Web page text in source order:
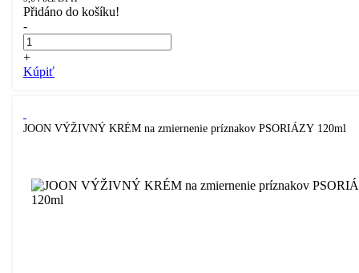
Přidáno do košíku!
-
+
Kúpiť
JOON VÝŽIVNÝ KRÉM na zmiernenie príznakov PSORIÁZY 120ml